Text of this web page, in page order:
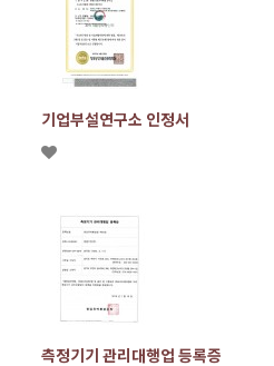
기업부설연구소 인정서
측정기기 관리대행업 등록증